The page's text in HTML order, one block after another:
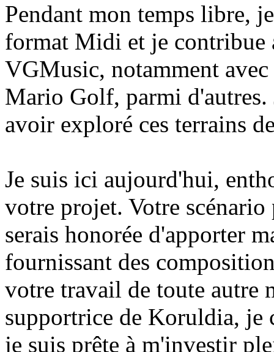
Pendant mon temps libre,
format Midi et je contribue
VGMusic, notamment
Mario Golf, parmi d'autres.
avoir exploré ces terrains
Je suis ici aujourd'hui,
votre projet. Votre scénario
serais honorée d'apporter
fournissant des
votre travail de toute autre
supportrice de Koruldia, je
je suis prête à m'investir